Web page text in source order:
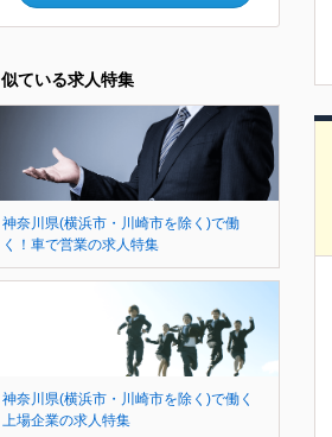
似ている求人特集
神奈川県(横浜市・川崎市を除く)で働
く！車で営業の求人特集
神奈川県(横浜市・川崎市を除く)で働く
上場企業の求人特集